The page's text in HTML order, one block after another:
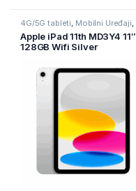
4G/5G tableti, Mobilni Uređaji,
Apple iPad 11th MD3Y4 11″
128GB Wifi Silver